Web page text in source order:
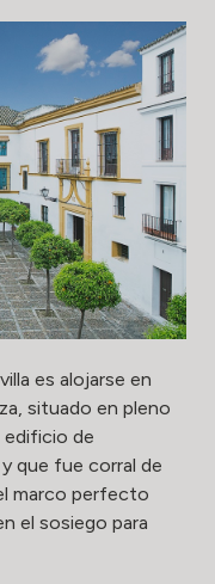
es alojarse en
situado en pleno
de
que fue corral de
marco perfecto
el sosiego para